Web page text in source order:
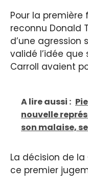
Pour la première
reconnu Donald
d’une agression
validé l’idée que
Carroll avaient
A lire aussi :
nouvelle
son malaise,
La décision de
ce premier